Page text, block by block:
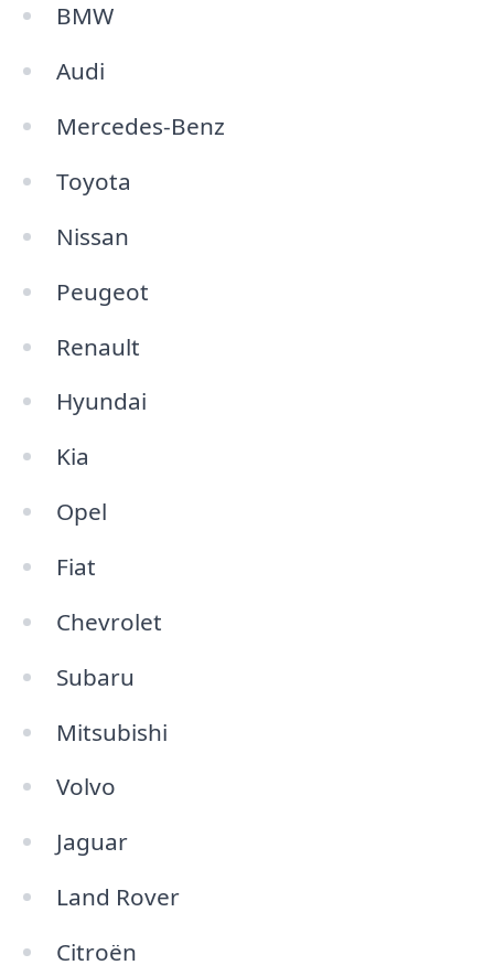
BMW
Audi
Mercedes-Benz
Toyota
Nissan
Peugeot
Renault
Hyundai
Kia
Opel
Fiat
Chevrolet
Subaru
Mitsubishi
Volvo
Jaguar
Land Rover
Citroën